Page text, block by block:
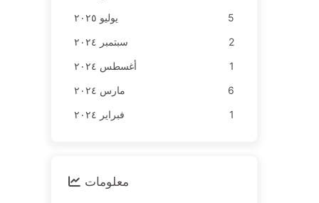
يوليو ٢٠٢٥
5
سبتمبر ٢٠٢٤
2
أغسطس ٢٠٢٤
1
مارس ٢٠٢٤
6
فبراير ٢٠٢٤
1
معلومات